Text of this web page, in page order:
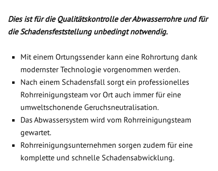
Dies ist für die Qualitätskontrolle der Abwasserrohre und für
die Schadensfeststellung unbedingt notwendig.
Mit einem Ortungssender kann eine Rohrortung dank
modernster Technologie vorgenommen werden.
Nach einem Schadensfall sorgt ein professionelles
Rohrreinigungsteam vor Ort auch immer für eine
umweltschonende Geruchsneutralisation.
Das Abwassersystem wird vom Rohrreinigungsteam
gewartet.
Rohrreinigungsunternehmen sorgen zudem für eine
komplette und schnelle Schadensabwicklung.